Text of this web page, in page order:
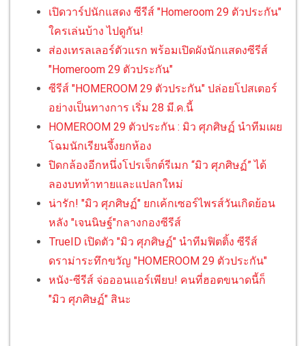
เปิดวาร์ปนักแสดง ซีรีส์ "Homeroom 29 ตัวประกัน"
ใครเล่นบ้าง ไปดูกัน!
ส่องเทรลเลอร์ตัวแรก พร้อมเปิดผังนักแสดงซีรีส์
"Homeroom 29 ตัวประกัน"
ซีรีส์ "HOMEROOM 29 ตัวประกัน" ปล่อยโปสเตอร์
อย่างเป็นทางการ เริ่ม 28 มี.ค.นี้
HOMEROOM 29 ตัวประกัน : มิว ศุภศิษฏ์ นำทีมเผย
โฉมนักเรียนจึ้งยกห้อง
ปิดกล้องอีกหนึ่งโปรเจ็กต์รีเมก “มิว ศุภศิษฏ์” ได้
ลองบทท้าทายและแปลกใหม่
น่ารัก! "มิว ศุภศิษฏ์" ยกเค้กเซอร์ไพรส์วันเกิดย้อน
หลัง "เจนนิษฐ์"กลางกองซีรีส์
TrueID เปิดตัว "มิว ศุภศิษฏ์" นำทีมฟิตติ้ง ซีรีส์
ดราม่าระทึกขวัญ "HOMEROOM 29 ตัวประกัน"
หนัง-ซีรีส์ จ่อออนแอร์เพียบ! คนที่ฮอตขนาดนี้ก็
"มิว ศุภศิษฏ์" สินะ